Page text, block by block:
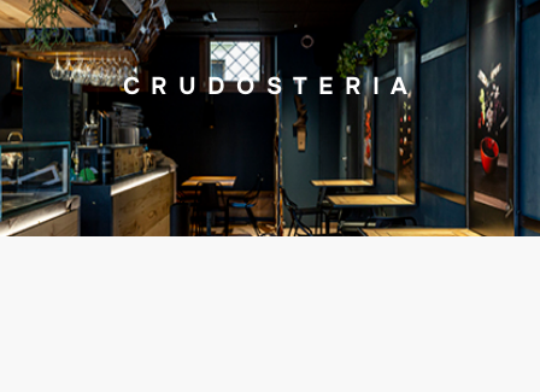
CRUDOSTERIA